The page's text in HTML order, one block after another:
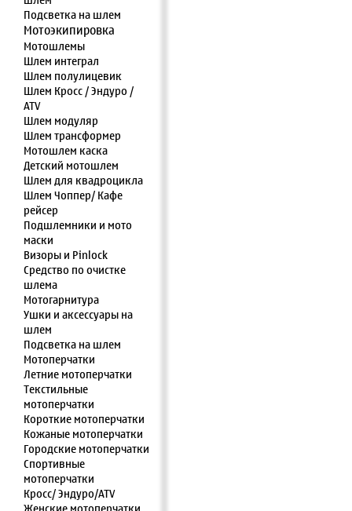
Подсветка на шлем
Мотоэкипировка
Мотошлемы
Шлем интеграл
Шлем полулицевик
Шлем Кросс / Эндуро /
ATV
Шлем модуляр
Шлем трансформер
Мотошлем каска
Детский мотошлем
Шлем для квадроцикла
Шлем Чоппер/ Кафе
рейсер
Подшлемники и мото
маски
Визоры и Pinlock
Средство по очистке
шлема
Мотогарнитура
Ушки и аксессуары на
шлем
Подсветка на шлем
Мотоперчатки
Летние мотоперчатки
Текстильные
мотоперчатки
Короткие мотоперчатки
Кожаные мотоперчатки
Городские мотоперчатки
Спортивные
мотоперчатки
Кросс/ Эндуро/ATV